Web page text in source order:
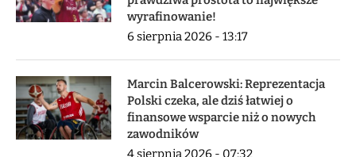
wyrafinowanie!
6 sierpnia 2026 - 13:17
Marcin Balcerowski: Reprezentacja
Polski czeka, ale dziś łatwiej o
finansowe wsparcie niż o nowych
zawodników